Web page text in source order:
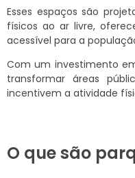
Esses espaços são
físicos ao ar livre,
acessível para a
Com um investimento
transformar áreas
incentivem a atividade
O que são